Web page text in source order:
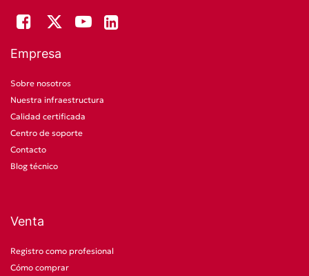
Empresa
Sobre nosotros
Nuestra infraestructura
Calidad certificada
Centro de soporte
Contacto
Blog técnico
Venta
Registro como profesional
Cómo comprar